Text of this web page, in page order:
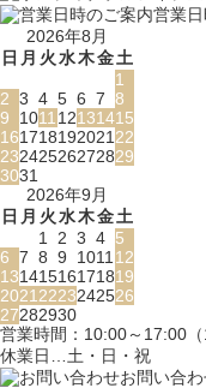
営業
2026年8月
日 月 火水木金土
1
2 3 4 5 6 7 8
9
1011 12131415
161718192021 22
23242526272829
3031
2026年9月
日 月 火水木金土
1
2 3 4 5
6 7 8 9 1011 12
13141516171819
2021 2223242526
27282930
営業時間：10:00～17:00
休業日…土・日・祝
お問い合